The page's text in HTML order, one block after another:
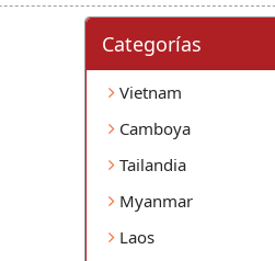
Categorí­as
Vietnam
Camboya
Tailandia
Myanmar
Laos